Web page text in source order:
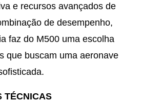
e recursos avançados de
de desempenho,
faz do M500 uma escolha
que buscam uma aeronave
TÉCNICAS